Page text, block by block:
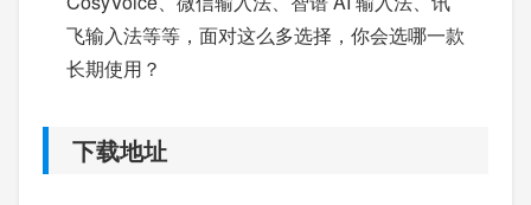
飞输入法等等，面对这么多选择，你会选哪一款
长期使用？
下载地址